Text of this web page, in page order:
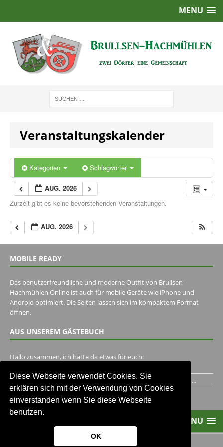
Diese Webseite verwendet Cookies. Sie
erklären sich mit der Verwendung von Cookies
einverstanden wenn Sie diese Webseite
benutzen.
OK
MENU
Veranstaltungskalender
Kategorien Schlagwörter
AUG. 2026
Zurzeit gibt es keine bevorstehenden Veranstaltungen.
AUG. 2026
MOBILE READY
Das benutzerfreundliche und moderne Outfit von Brullsen-
Hachmühlen Online ist auch für mobile Geräte wie iPhone und
Android optimiert. Die Seiten lassen sich im kompaktem Format
öffnen.
AUS UNSEREM GÄSTEBUCH
Hallo zusammen, ich hätte da etwas für euch:
Ich habe ein Jahr im Gasthaus Hugo Pape verbracht..Habe ihn...
Unser Gästebuch besuchen
MENU